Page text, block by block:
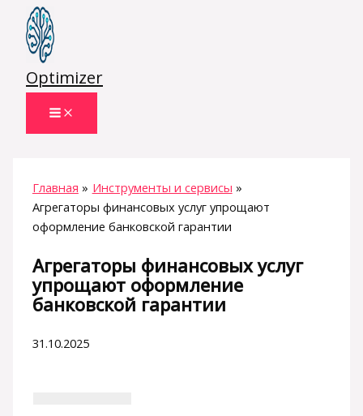
Перейти
содержимому
Optimizer
Главная
Инструменты и сервисы
Агрегаторы финансовых услуг упрощают
оформление банковской гарантии
Агрегаторы финансовых услуг
упрощают оформление
банковской гарантии
31.10.2025